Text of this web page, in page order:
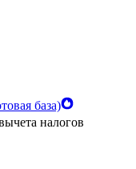
база)
налогов